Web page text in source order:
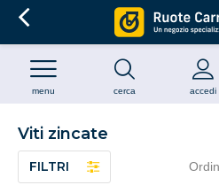
cerca accedi
menu
Viti zincate
FILTRI